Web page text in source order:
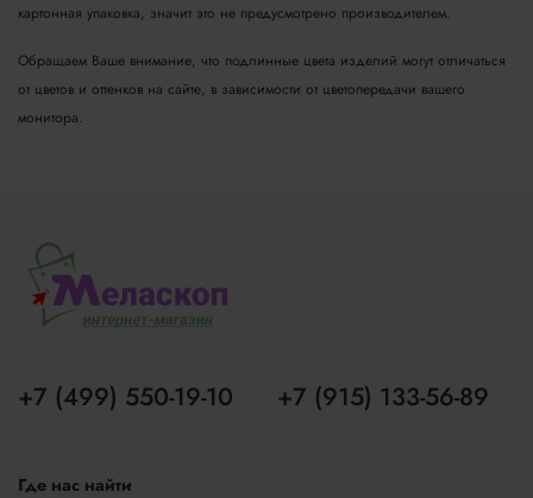
картонная упаковка, значит это не предусмотрено производителем.
Обращаем Ваше внимание, что подлинные цвета изделий могут отличаться
от цветов и оттенков на сайте, в зависимости от цветопередачи вашего
монитора.
+7 (499) 550-19-10 +7 (915) 133-56-89
Где нас найти